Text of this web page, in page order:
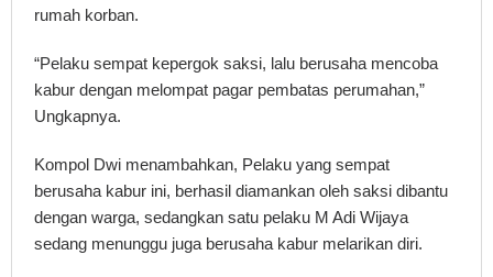
rumah korban.
“Pelaku sempat kepergok saksi, lalu berusaha mencoba
kabur dengan melompat pagar pembatas perumahan,”
Ungkapnya.
Kompol Dwi menambahkan, Pelaku yang sempat
berusaha kabur ini, berhasil diamankan oleh saksi dibantu
dengan warga, sedangkan satu pelaku M Adi Wijaya
sedang menunggu juga berusaha kabur melarikan diri.